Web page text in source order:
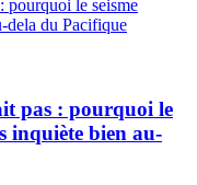
pas : pourquoi le
inquiète bien au-